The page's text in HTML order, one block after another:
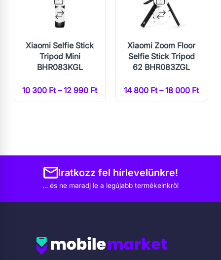
Xiaomi Selfie Stick
Tripod Mini
BHR083KGL
10 300 Ft – 12 990 Ft
Xiaomi Zoom Floor
Selfie Stick Tripod
62 BHR083ZGL
14 800 Ft – 18 000 Ft
Iratkozz fel hírlevelünkre!
… és ne maradj le a legújabb termékeinkről